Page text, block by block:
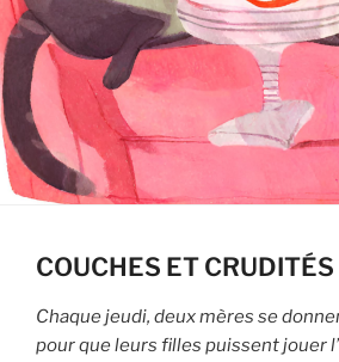
COUCHES ET CRUDITÉS
Chaque jeudi, deux mères se
pour que leurs filles puissent jouer